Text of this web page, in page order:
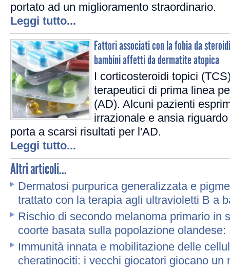
portato ad un miglioramento straordinario.
Leggi tutto...
Fattori associati con la fobia da
bambini affetti da dermatite atopica
I corticosteroidi topici
terapeutici di prima linea
(AD). Alcuni pazienti
irrazionale e ansia
porta a scarsi risultati per l'AD.
Leggi tutto...
Altri articoli...
Dermatosi purpurica generalizzata e
trattato con la terapia agli ultravioletti B a
Rischio di secondo melanoma primario in
coorte basata sulla popolazione
Immunità innata e mobilitazione delle
cheratinociti: i vecchi giocatori giocano un